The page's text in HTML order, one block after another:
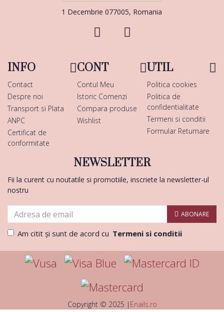
1 Decembrie 077005, Romania
INFO
Contact
Despre noi
Transport si Plata
ANPC
Certificat de
conformitate
CONT
Contul Meu
Istoric Comenzi
Compara produse
Wishlist
UTIL
Politica cookies
Politica de
confidentialitate
Termeni si conditii
Formular Returnare
NEWSLETTER
Fii la curent cu noutatile si promotiile, inscriete la newsletter-ul
nostru
ABONARE
Am citit şi sunt de acord cu Termeni si conditii
Copyright © 2025 | Enails.ro